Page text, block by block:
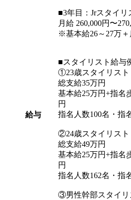
給与
■3年目：Jrスタイリ
月給 260,000円〜
※基本給26～27万
■スタイリスト給与
①23歳スタイリスト
総支給35万円
基本給25万円+指名
円
指名人数100名・指
②24歳スタイリスト
総支給49万円
基本給25万円+指名
円
指名人数162名・指
③男性幹部スタイリ